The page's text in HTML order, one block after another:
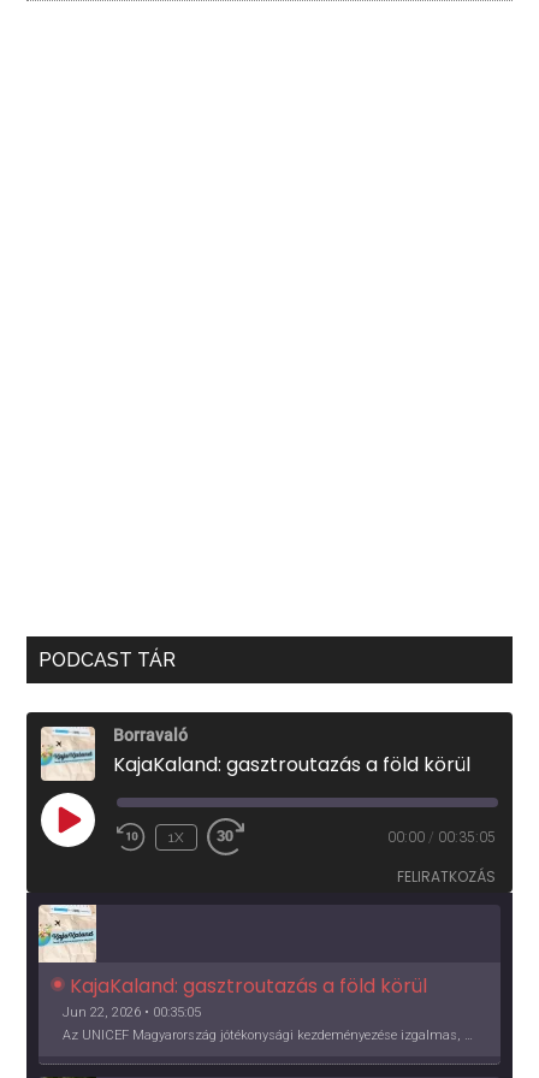
PODCAST TÁR
Borravaló
KajaKaland: gasztroutazás a föld körül
PLAY
EPISODE
1X 00:00 / 00:35:05
FELIRATKOZÁS
KajaKaland: gasztroutazás a föld körül
Jun 22, 2026 • 00:35:05
Az UNICEF Magyarország jótékonysági kezdeményezése izgalmas, egész éves világkörüli ízutazásra hív, igazi családi program és gasztroedukáció, illetve segítség a rászorulóknak is egyben.